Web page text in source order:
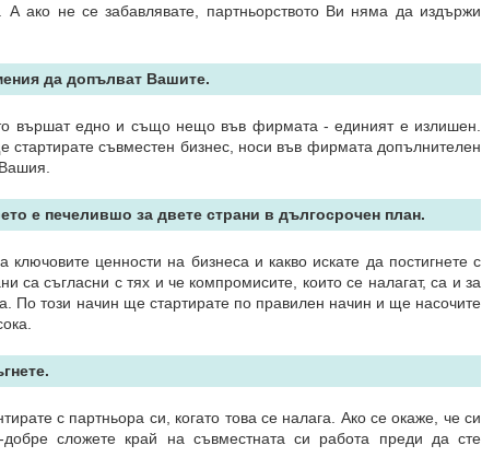
А ако не се забавлявате, партньорството Ви няма да издържи
да допълват Вашите.
вършат едно и също нещо във фирмата - единият е излишен.
стартирате съвместен бизнес, носи във фирмата допълнителен
е печелившо за двете страни в дългосрочен план.
ключовите ценности на бизнеса и какво искате да постигнете с
са съгласни с тях и че компромисите, които се налагат, са и за
По този начин ще стартирате по правилен начин и ще насочите
с партньора си, когато това се налага. Ако се окаже, че си
добре сложете край на съвместната си работа преди да сте